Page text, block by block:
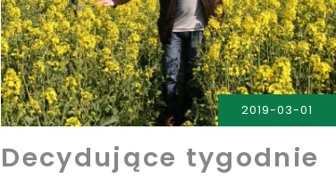
2019-03-01
Decydujące tygodnie